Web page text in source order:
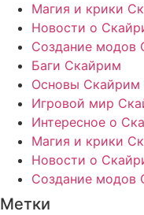
Магия и крики
Новости о
Создание модов
Баги Скайрим
Основы Скайрим
Игровой мир
Интересное о
Магия и крики
Новости о
Создание модов
Метки